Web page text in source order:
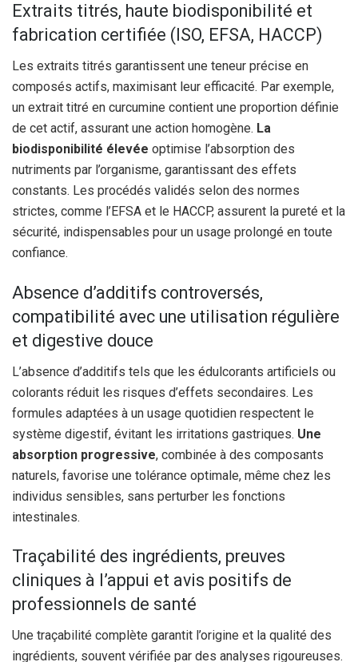
Extraits titrés, haute biodisponibilité et
fabrication certifiée (ISO, EFSA, HACCP)
Les extraits titrés garantissent une teneur précise en
composés actifs, maximisant leur efficacité. Par exemple,
un extrait titré en curcumine contient une proportion définie
de cet actif, assurant une action homogène. La
biodisponibilité élevée optimise l’absorption des
nutriments par l’organisme, garantissant des effets
constants. Les procédés validés selon des normes
strictes, comme l’EFSA et le HACCP, assurent la pureté et la
sécurité, indispensables pour un usage prolongé en toute
confiance.
Absence d’additifs controversés,
compatibilité avec une utilisation régulière
et digestive douce
L’absence d’additifs tels que les édulcorants artificiels ou
colorants réduit les risques d’effets secondaires. Les
formules adaptées à un usage quotidien respectent le
système digestif, évitant les irritations gastriques. Une
absorption progressive, combinée à des composants
naturels, favorise une tolérance optimale, même chez les
individus sensibles, sans perturber les fonctions
intestinales.
Traçabilité des ingrédients, preuves
cliniques à l’appui et avis positifs de
professionnels de santé
Une traçabilité complète garantit l’origine et la qualité des
ingrédients, souvent vérifiée par des analyses rigoureuses.